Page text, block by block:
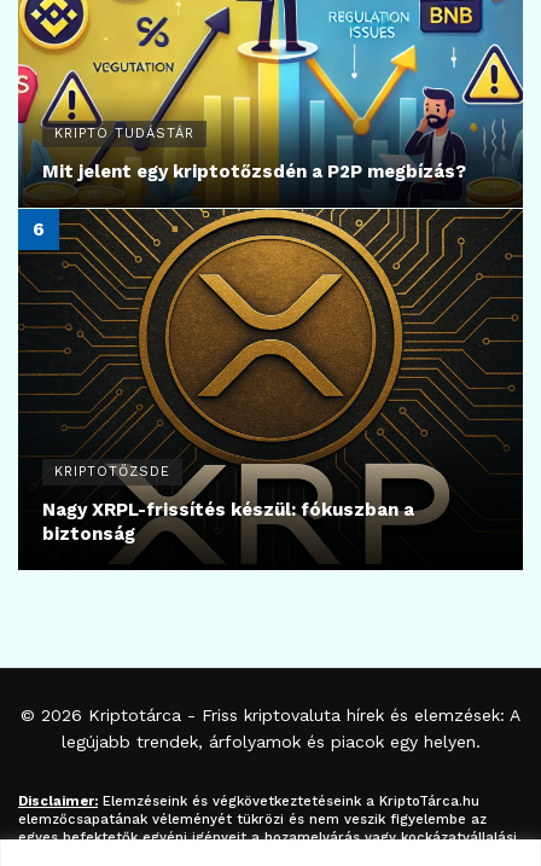
KRIPTO TUDÁSTÁR
Mit jelent egy kriptotőzsdén a P2P megbízás?
KRIPTOTŐZSDE
Nagy XRPL-frissítés készül: fókuszban a
biztonság
© 2026 Kriptotárca - Friss kriptovaluta hírek és elemzések: A
legújabb trendek, árfolyamok és piacok egy helyen.
Disclaimer: Elemzéseink és végkövetkeztetéseink a KriptoTárca.hu
elemzőcsapatának véleményét tükrözi és nem veszik figyelembe az
egyes befektetők egyéni igényeit a hozamelvárás vagy kockázatvállalási